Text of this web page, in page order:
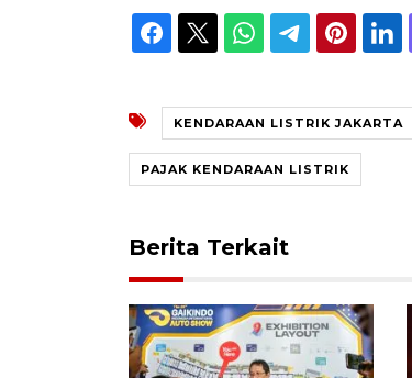
KENDARAAN LISTRIK JAKARTA
PAJAK KENDARAAN LISTRIK
Berita Terkait